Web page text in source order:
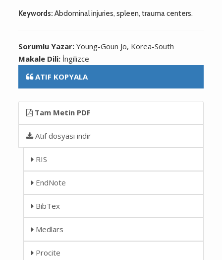
Keywords: Abdominal injuries, spleen, trauma centers.
Sorumlu Yazar:Young-Goun Jo, Korea-South
Makale Dili: İngilizce
ATIF KOPYALA
Tam Metin PDF
Atıf dosyası indir
RIS
EndNote
BibTex
Medlars
Procite